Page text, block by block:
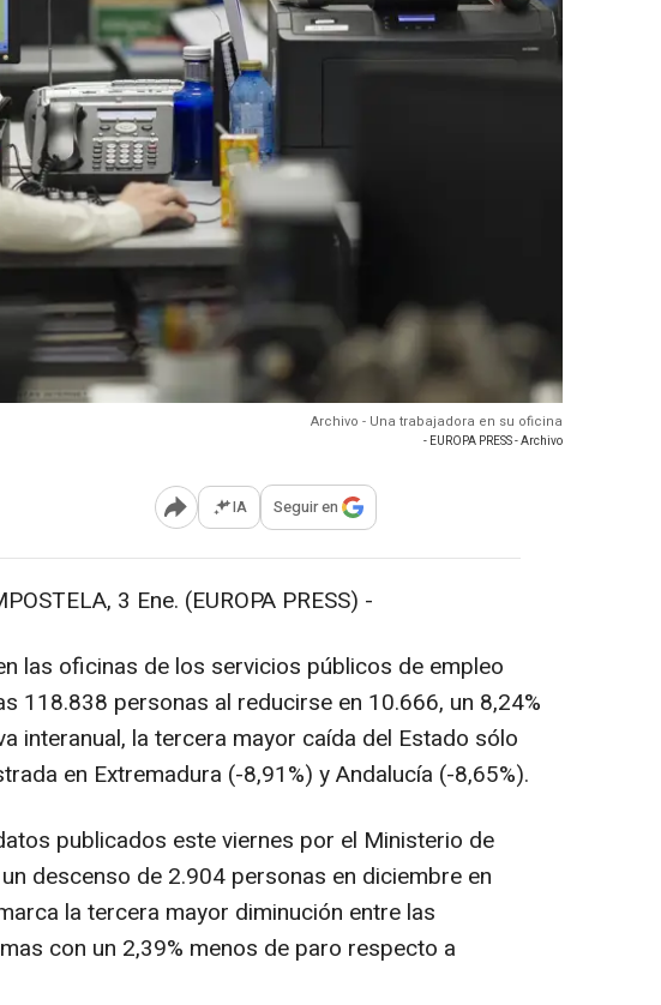
Archivo - Una trabajadora en su oficina
- EUROPA PRESS - Archivo
Abrir opciones para compartir
IA Seguir en
3 Ene. (EUROPA PRESS) -
las oficinas de los servicios públicos de empleo
118.838 personas al reducirse en 10.666, un 8,24%
interanual, la tercera mayor caída del Estado sólo
en Extremadura (-8,91%) y Andalucía (-8,65%).
publicados este viernes por el Ministerio de
descenso de 2.904 personas en diciembre en
la tercera mayor diminución entre las
con un 2,39% menos de paro respecto a